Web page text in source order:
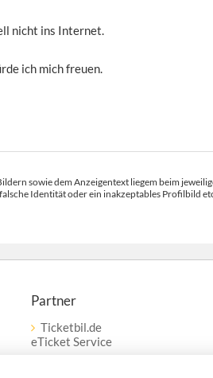
nicht ins Internet.
ich mich freuen.
sowie dem Anzeigentext liegem beim
Identität oder ein inakzeptables Profilbild
Partner
Ticketbil.de
eTicket Service